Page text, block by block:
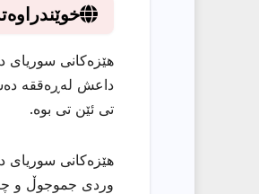
هێزەکانی سوریای
داعش لەڕەققە
تی ئێن تی بوە.
هێزەکانی سوریای
وردی جموجوڵ و